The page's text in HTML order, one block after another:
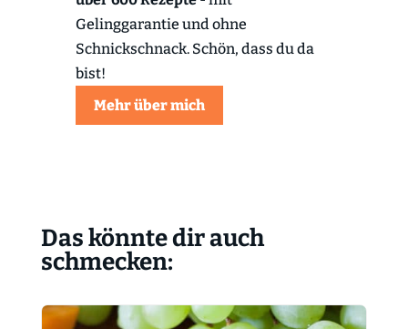
Gelinggarantie und ohne
Schnickschnack. Schön, dass du da
bist!
Mehr über mich
Das könnte dir auch
schmecken: